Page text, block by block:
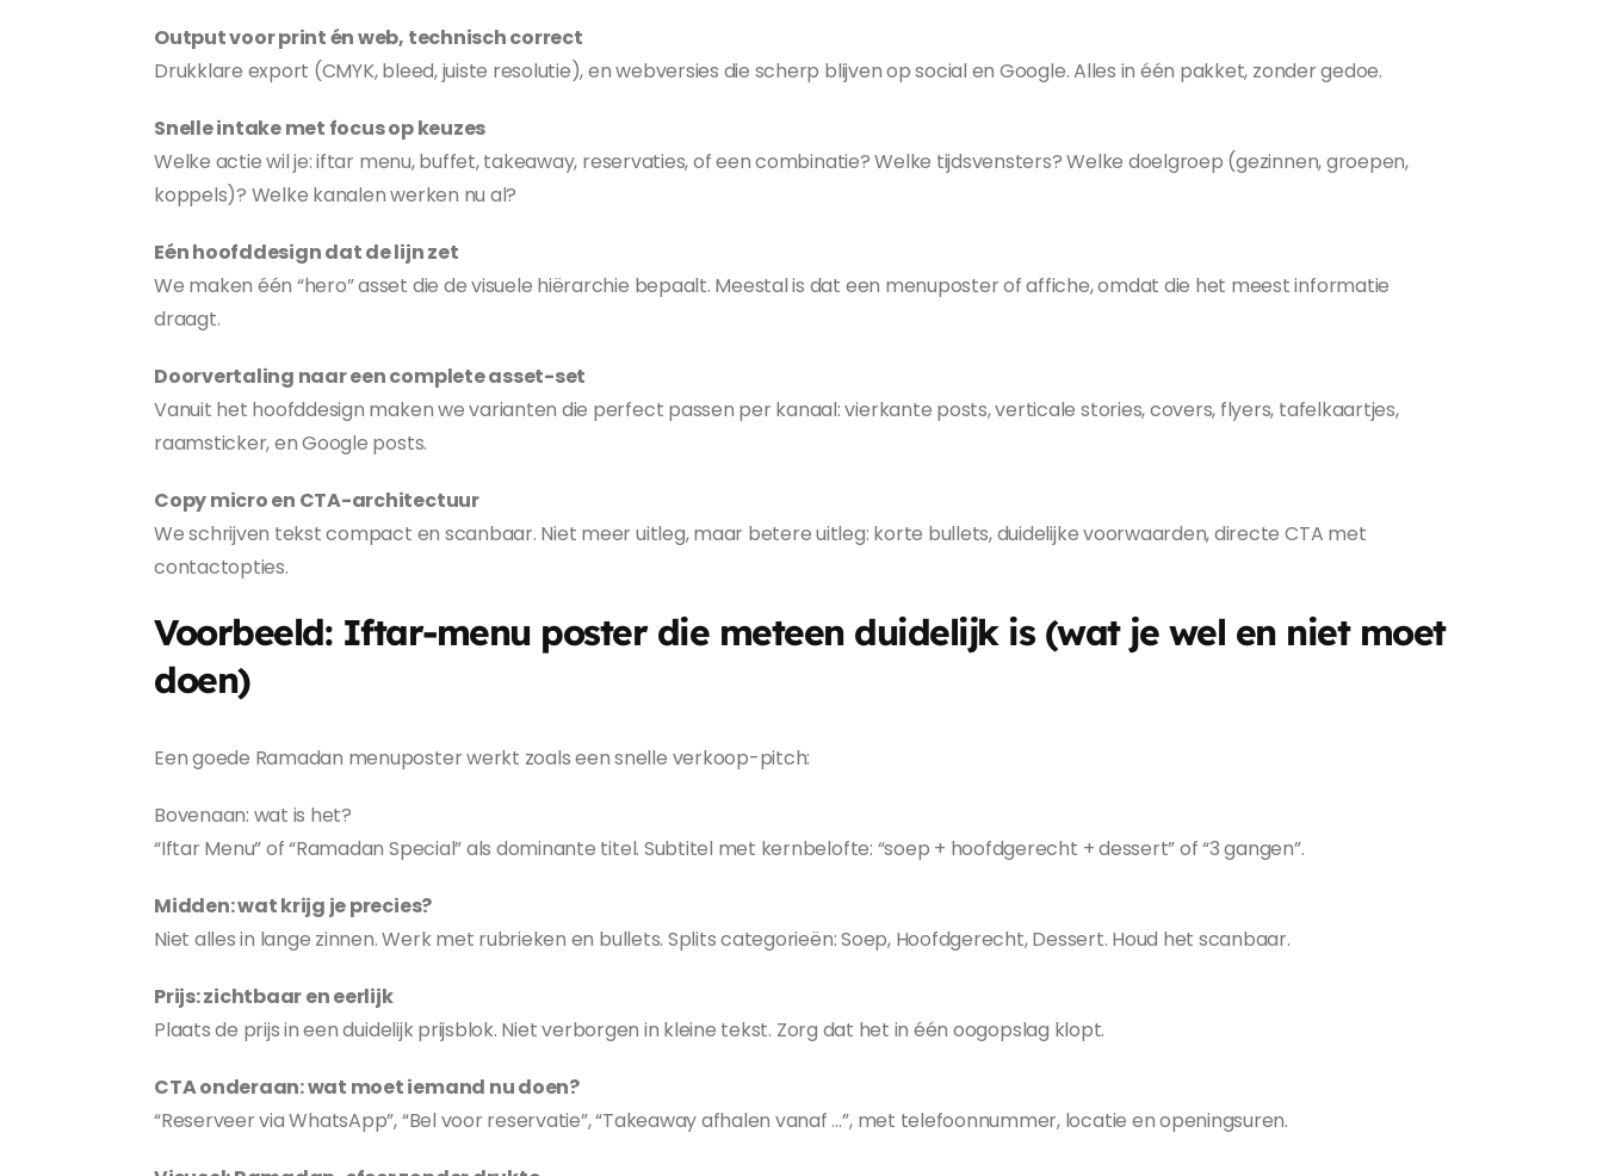
Output voor print én web, technisch correct
Drukklare export (CMYK, bleed, juiste resolutie), en webversies die scherp blijven op social en Google. Alles in één pakket, zonder gedoe.
Snelle intake met focus op keuzes
Welke actie wil je: iftar menu, buffet, takeaway, reservaties, of een combinatie? Welke tijdsvensters? Welke doelgroep (gezinnen, groepen,
koppels)? Welke kanalen werken nu al?
Eén hoofddesign dat de lijn zet
We maken één “hero” asset die de visuele hiërarchie bepaalt. Meestal is dat een menuposter of affiche, omdat die het meest informatie
draagt.
Doorvertaling naar een complete asset-set
Vanuit het hoofddesign maken we varianten die perfect passen per kanaal: vierkante posts, verticale stories, covers, flyers, tafelkaartjes,
raamsticker, en Google posts.
Copy micro en CTA-architectuur
We schrijven tekst compact en scanbaar. Niet meer uitleg, maar betere uitleg: korte bullets, duidelijke voorwaarden, directe CTA met
contactopties.
Voorbeeld: Iftar-menu poster die meteen duidelijk is (wat je wel en niet moet
doen)
Een goede Ramadan menuposter werkt zoals een snelle verkoop-pitch:
Bovenaan: wat is het?
“Iftar Menu” of “Ramadan Special” als dominante titel. Subtitel met kernbelofte: “soep + hoofdgerecht + dessert” of “3 gangen”.
Midden: wat krijg je precies?
Niet alles in lange zinnen. Werk met rubrieken en bullets. Splits categorieën: Soep, Hoofdgerecht, Dessert. Houd het scanbaar.
Prijs: zichtbaar en eerlijk
Plaats de prijs in een duidelijk prijsblok. Niet verborgen in kleine tekst. Zorg dat het in één oogopslag klopt.
CTA onderaan: wat moet iemand nu doen?
“Reserveer via WhatsApp”, “Bel voor reservatie”, “Takeaway afhalen vanaf …”, met telefoonnummer, locatie en openingsuren.